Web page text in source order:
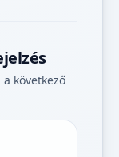
következő